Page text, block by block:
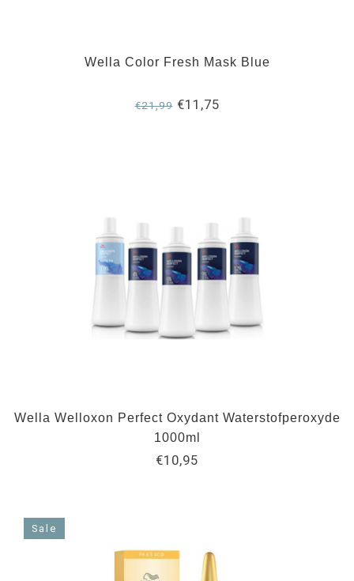
Wella Color Fresh Mask Blue
€21,99€11,75
Wella Welloxon Perfect Oxydant Waterstofperoxyde
1000ml
€10,95
Sale